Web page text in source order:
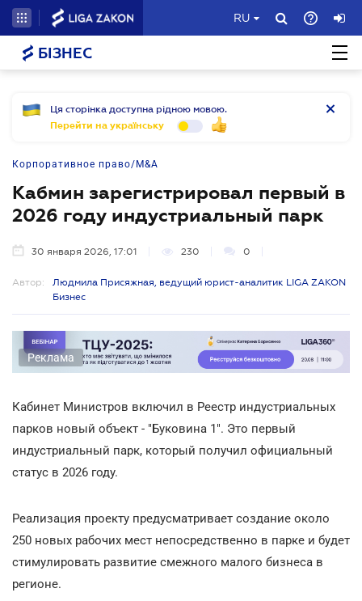
RU
БІЗНЕС
Ця сторінка доступна рідною мовою.
Перейти на українську
Корпоративное право/M&A
Кабмин зарегистрировал первый в
2026 году индустриальный парк
30 января 2026, 17:01 230 0
Автор:
Людмила Присяжная, ведущий юрист-аналитик LIGA ZAKON
Бизнес
Реклама
Кабинет Министров включил в Реестр индустриальных
парков новый объект - "Буковина 1". Это первый
индустриальный парк, который получил официальный
статус в 2026 году.
Реализация проекту предусматривает создание около
250 новых рабочих мест непосредственно в парке и будет
стимулировать развитие смежного малого бизнеса в
регионе.